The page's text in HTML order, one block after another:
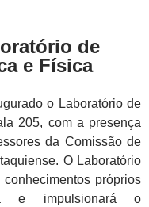
de
e Física
o Laboratório de
205, com a presença
da Comissão de
O Laboratório
próprios
e impulsionará o